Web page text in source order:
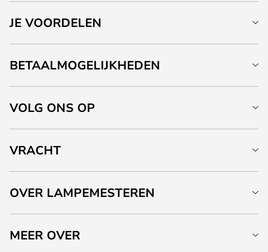
JE VOORDELEN
BETAALMOGELIJKHEDEN
VOLG ONS OP
VRACHT
OVER LAMPEMESTEREN
MEER OVER